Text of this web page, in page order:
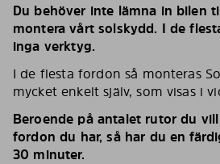
Du behöver inte lämna in bilen
montera vårt solskydd. I de
inga verktyg.
I de flesta fordon så monteras
mycket enkelt själv, som visas i
Beroende på antalet rutor du
fordon du har, så har du en
30 minuter.